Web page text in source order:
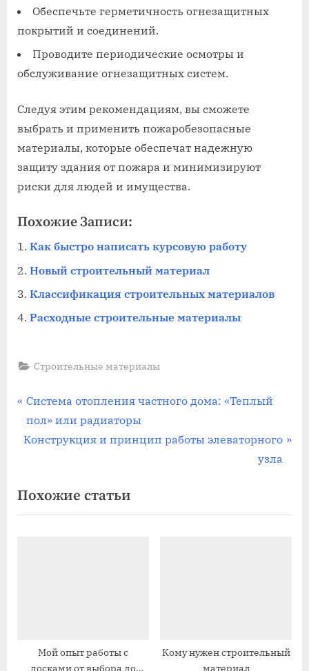
Обеспечьте герметичность огнезащитных
покрытий и соединений.
Проводите периодические осмотры и
обслуживание огнезащитных систем.
Следуя этим рекомендациям, вы сможете
выбрать и применить пожаробезопасные
материалы, которые обеспечат надежную
защиту здания от пожара и минимизируют
риски для людей и имущества.
Похожие Записи:
Как быстро написать курсовую работу
Новый строительный материал
Классификация строительных материалов
Расходные строительные материалы
Строительные материалы
Навигация
по
П
р
е
д
у
Система отопления частного дома: «Теплый
пол» или радиаторы
С
д
у
Конструкция и принцип работы элеваторного
узла
Похожие статьи
Мой опыт работы с
досками от выбора до
Кому нужен строительный
материал